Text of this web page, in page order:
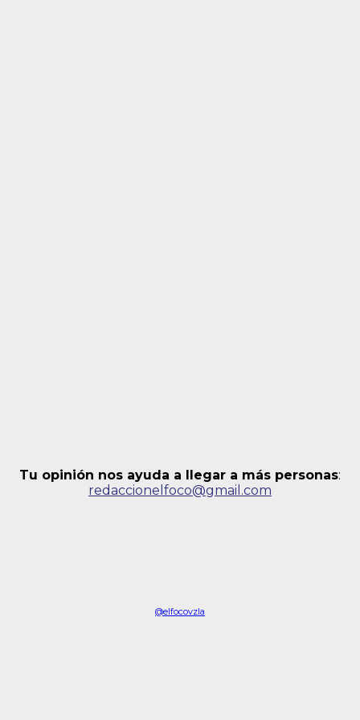
Tu opinión nos ayuda a llegar a más personas:
redaccionelfoco@gmail.com
@elfocovzla